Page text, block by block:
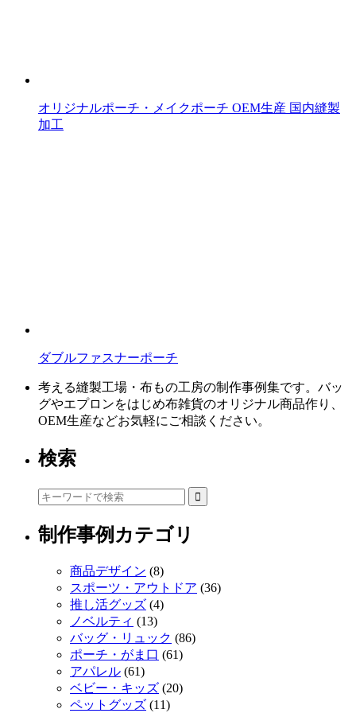
オリジナルポーチ・メイクポーチ OEM生産 国内縫製
加工
ダブルファスナーポーチ
考える縫製工場・布もの工房の制作事例集です。バッ
グやエプロンをはじめ布雑貨のオリジナル商品作り、
OEM生産などお気軽にご相談ください。
検索
制作事例カテゴリ
商品デザイン (8)
スポーツ・アウトドア (36)
推し活グッズ (4)
ノベルティ (13)
バッグ・リュック (86)
ポーチ・がま口 (61)
アパレル (61)
ベビー・キッズ (20)
ペットグッズ (11)